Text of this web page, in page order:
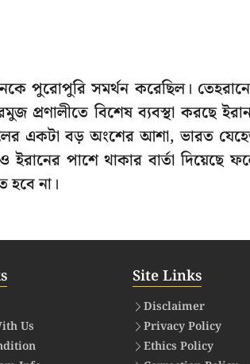
পুরোপুরি সমর্থন করেছিল।
প্রণালীতে বিশেষ ব্যবস্থা করছে
একটা বড় অংশের আশা, ভারত
পাশে থাকার বার্তা দিয়েছে
না।
Us
Site Links
Disclaimer
Privacy Policy
Ethics Policy